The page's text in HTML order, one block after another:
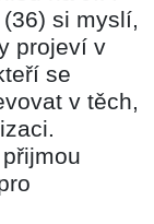
si myslí,
projeví v
se
v těch,